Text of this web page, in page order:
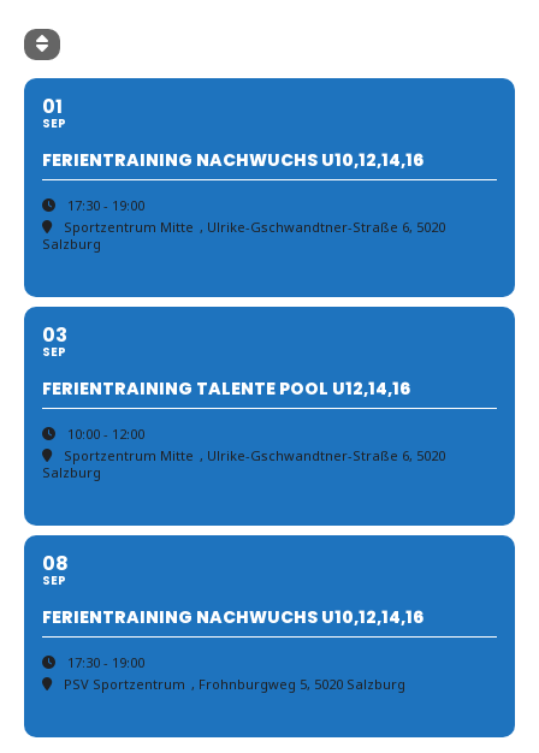
01
SEP
FERIENTRAINING NACHWUCHS U10,12,14,16
17:30 - 19:00
Sportzentrum Mitte , Ulrike-Gschwandtner-Straße 6, 5020
Salzburg
03
SEP
FERIENTRAINING TALENTE POOL U12,14,16
10:00 - 12:00
Sportzentrum Mitte , Ulrike-Gschwandtner-Straße 6, 5020
Salzburg
08
SEP
FERIENTRAINING NACHWUCHS U10,12,14,16
17:30 - 19:00
PSV Sportzentrum , Frohnburgweg 5, 5020 Salzburg